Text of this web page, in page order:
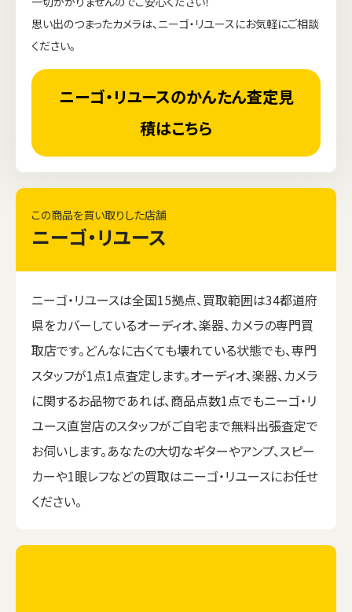
思い出のつまったカメラは、ニーゴ・リユースにお気軽にご相談
ください。
ニーゴ・リユースのかんたん査定見
積はこちら
この商品を買い取りした店舗
ニーゴ・リユース
ニーゴ・リユースは全国15拠点、買取範囲は34都道府
県をカバーしているオーディオ、楽器、カメラの専門買
取店です。どんなに古くても壊れている状態でも、専門
スタッフが1点1点査定します。オーディオ、楽器、カメラ
に関するお品物であれば、商品点数1点でもニーゴ・リ
ユース直営店のスタッフがご自宅まで無料出張査定で
お伺いします。あなたの大切なギターやアンプ、スピー
カーや1眼レフなどの買取はニーゴ・リユースにお任せ
ください。